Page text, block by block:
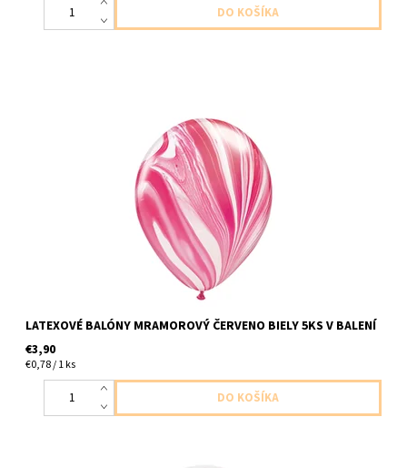
latexovy balon mramorovy 5ks v baleni veľkosť cca 28cm
dodavame nenafukany
LATEXOVÉ BALÓNY MRAMOROVÝ ČERVENO BIELY 5KS V BALENÍ
€3,90
€0,78 / 1 ks